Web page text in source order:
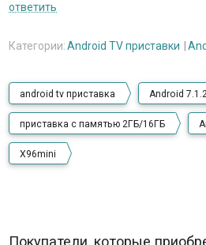
ответить
Категории:Android TV приставки
android tv приставка Android
приставка с памятью 2ГБ/16ГБ
X96mini
Покупатели, которые